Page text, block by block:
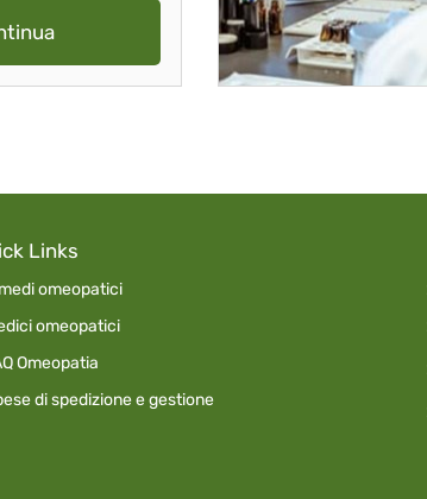
Links
omeopatici
omeopatici
Omeopatia
di spedizione e gestione